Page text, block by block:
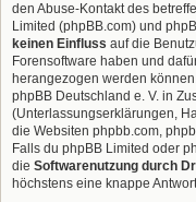
den Abuse-Kontakt des
Limited (phpBB.com) und
keinen Einfluss auf die
Forensoftware haben und
herangezogen werden
phpBB Deutschland e. V. in
(Unterlassungserklärungen,
die Websiten phpbb.com,
Falls du phpBB Limited oder
die Softwarenutzung durch
höchstens eine knappe